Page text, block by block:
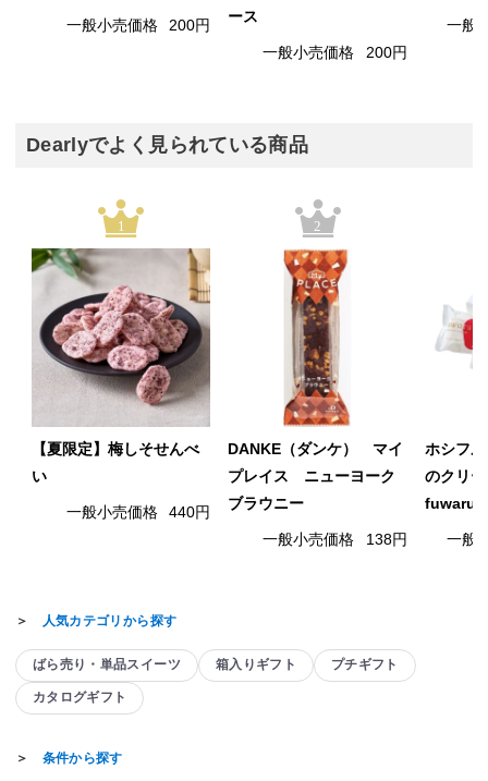
一般小売価格 200円
ース
一般小売価格 200円
一般
Dearlyでよく見られている商品
1
【夏限定】梅しそせんべ
い
一般小売価格 440円
2
DANKE（ダンケ） マイ
プレイス ニューヨーク
ブラウニー
一般小売価格 138円
ホシフ
のクリ
fuwaru
一般
＞ 人気カテゴリから探す
ばら売り・単品スイーツ 箱入りギフト プチギフト
カタログギフト
＞ 条件から探す